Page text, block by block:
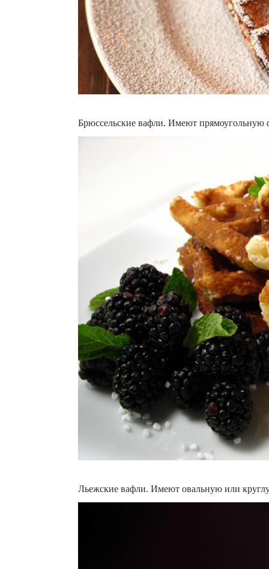
Брюссельские вафли. Имеют
Льежские вафли. Имеют овальную или